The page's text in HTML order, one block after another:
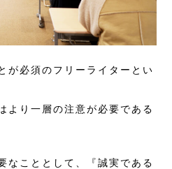
が必須のフリーライターとい
より一層の注意が必要である
なこととして、『誠実である